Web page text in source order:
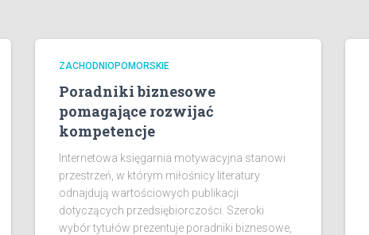
ZACHODNIOPOMORSKIE
Poradniki biznesowe
pomagające rozwijać
kompetencje
Internetowa księgarnia motywacyjna stanowi
przestrzeń, w którym miłośnicy literatury
odnajdują wartościowych publikacji
dotyczących przedsiębiorczości. Szeroki
wybór tytułów prezentuje poradniki biznesowe,